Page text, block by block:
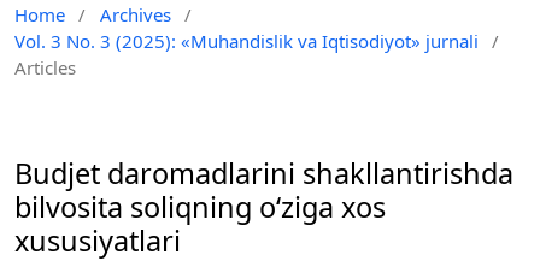
Home / Archives /
Vol. 3 No. 3 (2025): «Muhandislik va Iqtisodiyot» jurnali
/
Articles
Budjet daromadlarini shakllantirishda
bilvosita soliqning o‘ziga xos
xususiyatlari